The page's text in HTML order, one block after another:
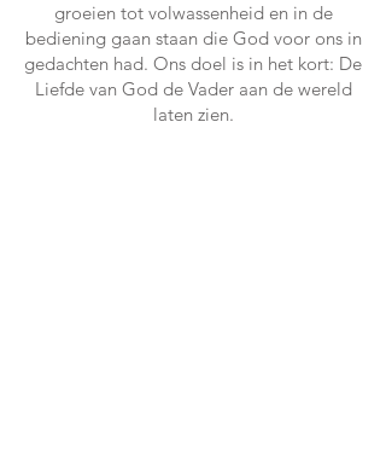
groeien tot volwassenheid en in de
bediening gaan staan die God voor ons in
gedachten had. Ons doel is in het kort: De
Liefde van God de Vader aan de wereld
laten zien.